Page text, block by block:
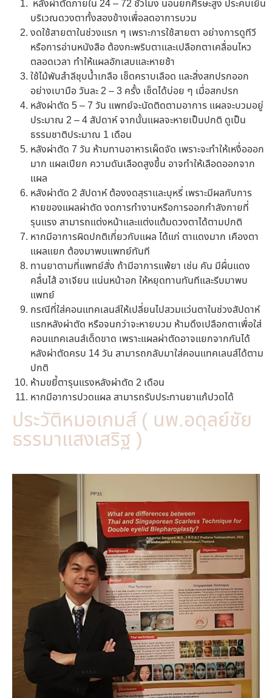
หลังผ่าตัดภายใน 24 –72 ชั่วโมง นอนยกศีรษะสูง ประคบเย็น
บริเวณดวงตาทั้งสองข้างเพื่อลดอาการบวม
งดใช้สายตาในช่วงแรก ๆ เพราะการใช้สายตา อย่างการดูทีวี
หรือการอ่านหนังสือ ต้องกะพริบตาและเปลือกตาเคลื่อนไหว
ตลอดเวลา ทำให้แผลอักเสบและหายช้า
ใช้ไม้พันสำลีชุบน้ำเกลือ เช็ดคราบเลือด และสิ่งสกปรกออก
อย่างเบามือ วันละ 2 – 3 ครั้ง เช็ดได้บ่อย ๆ เมื่อสกปรก
หลังผ่าตัด 5 – 7 วัน แพทย์จะนัดติดตามอาการ แผลจะบวมอยู่
ประมาณ 2 – 4 สัปดาห์ จากนั้นแผลจะหายเป็นปกติ ดูเป็น
ธรรมชาติประมาณ 1 เดือน
หลังผ่าตัด 7 วัน ห้ามทานอาหารเผ็ดจัด เพราะจะทำให้เหงื่อออก
มาก แผลเปียก ความดันเลือดสูงขึ้น อาจทำให้เลือดออกจาก
แผล
หลังผ่าตัด 2 สัปดาห์ ต้องงดสุราและบุหรี่ เพราะมีผลกับการ
หายของแผลผ่าตัด งดการทำงานหรือการออกกำลังกายที่
รุนแรง สามารถแต่งหน้าและแต่งแต้มดวงตาได้ตามปกติ
หากมีอาการผิดปกติเกี่ยวกับแผล ได้แก่ ตาแดงมาก เคืองตา
แผลแยก ต้องมาพบแพทย์ทันที
ทานยาตามที่แพทย์สั่ง ถ้ามีอาการแพ้ยา เช่น คัน มีผื่นแดง
คลื่นไส้ อาเจียน แน่นหน้าอก ให้หยุดทานทันทีและรีบมาพบ
แพทย์
กรณีที่ใส่คอนแทคเลนส์ให้เปลี่ยนไปสวมแว่นตาในช่วงสัปดาห์
แรกหลังผ่าตัด หรือจนกว่าจะหายบวม ห้ามดึงเปลือกตาเพื่อใส่
คอนแทคเลนส์เด็ดขาด เพราะแผลผ่าตัดอาจแยกจากกันได้
หลังผ่าตัดครบ 14 วัน สามารถกลับมาใส่คอนแทคเลนส์ได้ตาม
ปกติ
ห้ามขยี้ตารุนแรงหลังผ่าตัด 2 เดือน
หากมีอาการปวดแผล สามารถรับประทานยาแก้ปวดได้
ประวัติหมอเกมส์ ( นพ.อดุลย์ชัย
ธรรมาแสงเสริฐ )